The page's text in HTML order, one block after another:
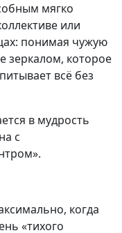
мягко
или
понимая чужую
зеркалом, которое
всё без
в мудрость
с
когда
«тихого